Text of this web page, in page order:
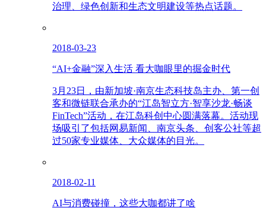
治理、绿色创新和生态文明建设等热点话题。
2018-03-23
“AI+金融”深入生活 看大咖眼里的掘金时代
3月23日，由新加坡·南京生态科技岛主办、第一创
客和微链联合承办的“江岛智立方·智享沙龙·畅谈
FinTech”活动，在江岛科创中心圆满落幕。活动现
场吸引了包括网易新闻、南京头条、创客公社等超
过50家专业媒体、大众媒体的目光。
2018-02-11
AI与消费碰撞，这些大咖都讲了啥